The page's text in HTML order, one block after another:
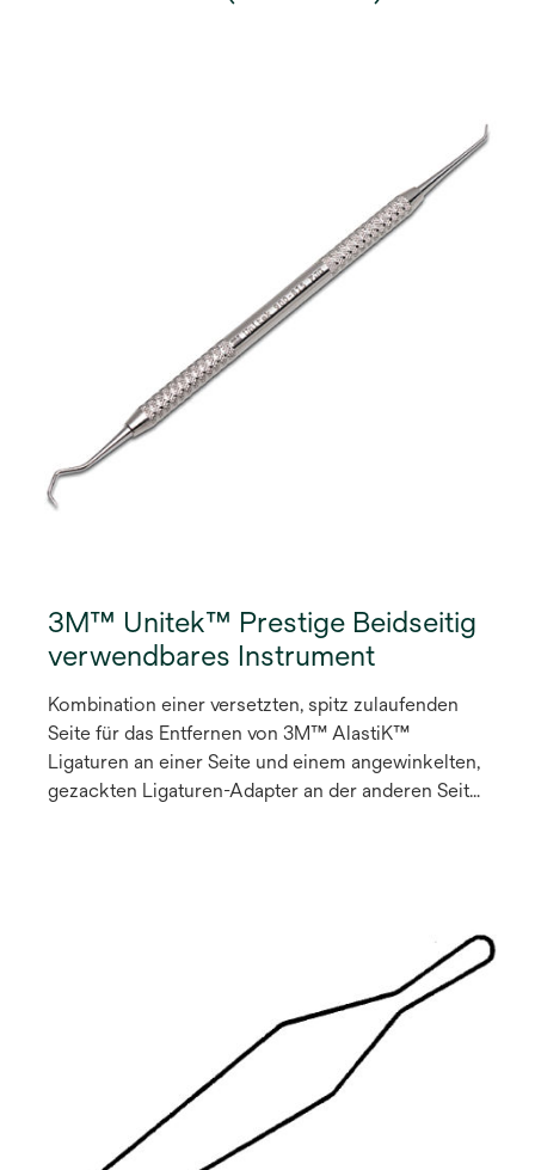
3M™ Unitek™ Prestige Beidseitig
verwendbares Instrument
Kombination einer versetzten, spitz zulaufenden
Seite für das Entfernen von 3M™ AlastiK™
Ligaturen an einer Seite und einem angewinkelten,
gezackten Ligaturen-Adapter an der anderen Seite